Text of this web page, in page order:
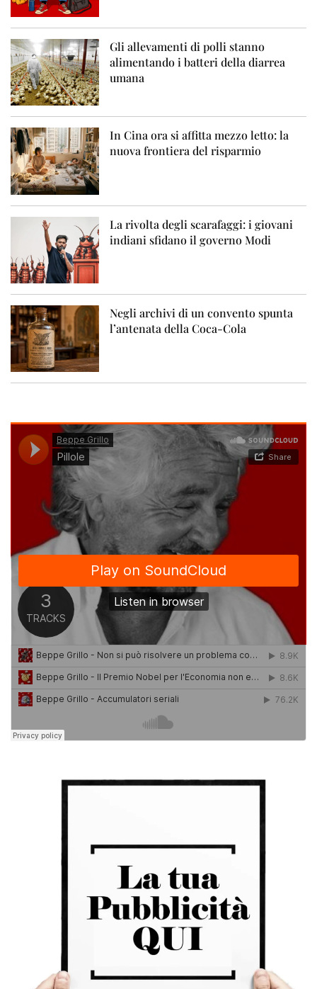
Gli allevamenti di polli stanno
alimentando i batteri della diarrea
umana
In Cina ora si affitta mezzo letto: la
nuova frontiera del risparmio
La rivolta degli scarafaggi: i giovani
indiani sfidano il governo Modi
Negli archivi di un convento spunta
l’antenata della Coca-Cola